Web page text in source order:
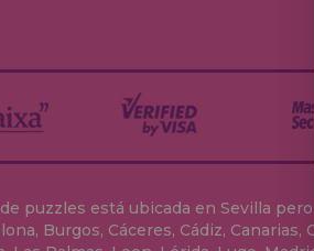
puzzles está ubicada en Sevilla
Burgos, Cáceres, Cádiz,